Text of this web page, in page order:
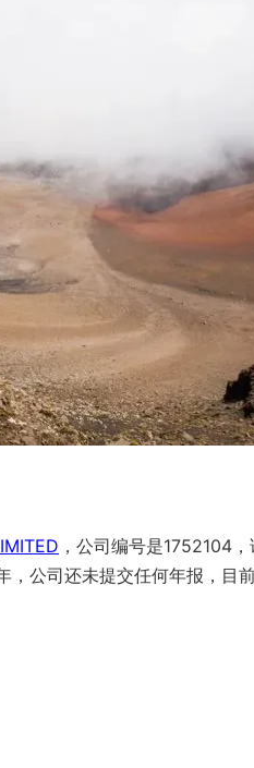
，公司编号是1752104
公司还未提交任何年报，目前